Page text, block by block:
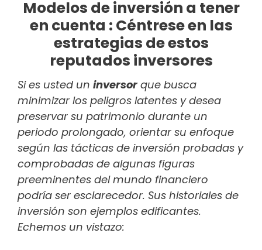
Modelos de inversión a tener
en cuenta : Céntrese en las
estrategias de estos
reputados inversores
Si es usted un inversor que busca
minimizar los peligros latentes y desea
preservar su patrimonio durante un
periodo prolongado, orientar su enfoque
según las tácticas de inversión probadas y
comprobadas de algunas figuras
preeminentes del mundo financiero
podría ser esclarecedor. Sus historiales de
inversión son ejemplos edificantes.
Echemos un vistazo: